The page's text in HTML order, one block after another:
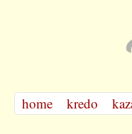
home kredo